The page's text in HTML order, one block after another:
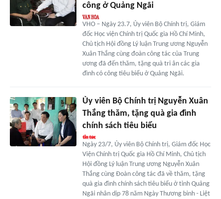
công ở Quảng Ngãi
VHO – Ngày 23.7, Ủy viên Bộ Chính trị, Giám
đốc Học viện Chính trị Quốc gia Hồ Chí Minh,
Chủ tịch Hội đồng Lý luận Trung ương Nguyễn
Xuân Thắng cùng đoàn công tác của Trung
ương đã đến thăm, tặng quà tri ân các gia
đình có công tiêu biểu ở Quảng Ngãi.
Ủy viên Bộ Chính trị Nguyễn Xuân
Thắng thăm, tặng quà gia đình
chính sách tiêu biểu
Ngày 23/7, Ủy viên Bộ Chính trị, Giám đốc Học
Viện Chính trị Quốc gia Hồ Chí Minh, Chủ tịch
Hội đồng Lý luận Trung ương Nguyễn Xuân
Thắng cùng Đoàn công tác đã về thăm, tặng
quà gia đình chính sách tiêu biểu ở tỉnh Quảng
Ngãi nhân dịp 78 năm Ngày Thương binh - Liệt